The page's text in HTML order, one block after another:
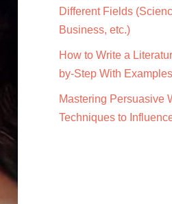
Different Fields
Business, etc.)
How to Write a
by-Step With Examples
Mastering Persuasive
Techniques to